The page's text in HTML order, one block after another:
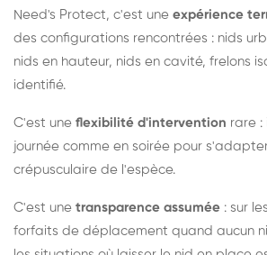
Need's Protect, c'est une expérience
des configurations rencontrées : nids
nids en hauteur, nids en cavité, frelons
identifié.
C'est une flexibilité d'intervention rare :
journée comme en soirée pour
crépusculaire de l'espèce.
C'est une transparence assumée : sur
forfaits de déplacement quand aucun